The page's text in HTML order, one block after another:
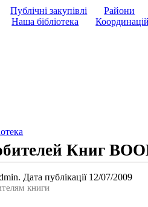
Публічні закупівлі Райони
Наша бібліотека
Книг
Дата публікації 12/07/2009
книги